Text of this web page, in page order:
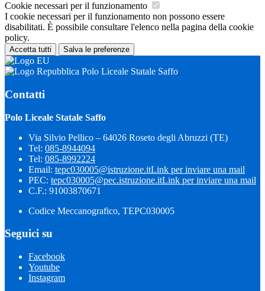
Cookie necessari per il funzionamento
I cookie necessari per il funzionamento non possono essere
disabilitati. È possibile consultare l'elenco nella pagina della cookie
policy.
Accetta tutti Salva le preferenze
Polo Liceale Statale Saffo
Contatti
Polo Liceale Statale Saffo
Via Silvio Pellico – 64026 Roseto degli Abruzzi (TE)
Tel: 085-8944094
Tel: 085-8992224
Email: tepc030005@istruzione.itLink per inviare una mail
PEC: tepc030005@pec.istruzione.itLink per inviare una mail
C.F.: 91003870671
Codice Meccanografico, TEPC030005
Seguici su
Facebook
Youtube
Instagram